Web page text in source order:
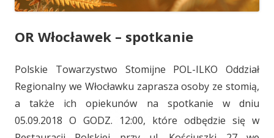
OR Włocławek – spotkanie
Polskie Towarzystwo Stomijne POL-ILKO Oddział
Regionalny we Włocławku zaprasza osoby ze stomią,
a także ich opiekunów na spotkanie w dniu
05.09.2018 O GODZ. 12:00, które odbędzie się w